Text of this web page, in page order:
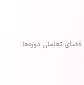
تعاملی دوره‌ها